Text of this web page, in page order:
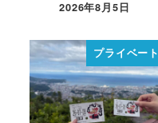
2026年8月5日
プライベート